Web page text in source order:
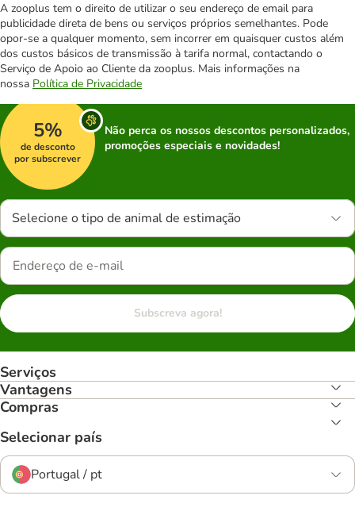
A zooplus tem o direito de utilizar o seu endereço de email para
publicidade direta de bens ou serviços próprios semelhantes. Pode
opor-se a qualquer momento, sem incorrer em quaisquer custos além
dos custos básicos de transmissão à tarifa normal, contactando o
Serviço de Apoio ao Cliente da zooplus. Mais informações na
nossa Política de Privacidade
5%
de desconto
por subscrever
Não perca os nossos descontos personalizados,
promoções especiais e novidades!
Selecione o tipo de animal de estimação
Subscreva agora!
Serviços
Vantagens
Compras
Selecionar país
Portugal / pt